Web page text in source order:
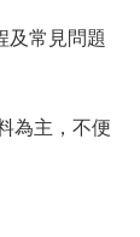
及常見問題
為主，不便